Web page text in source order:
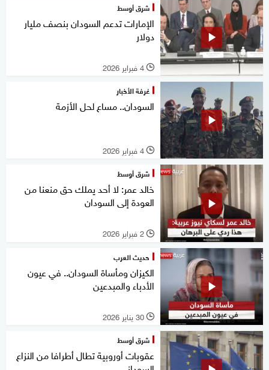
شرق أوسط
الإمارات تدعم السودان بنصف مليار
دولار
l 4 فبراير 2026
غرفة الأخبار
السودان.. مساع لحل الأزمة
l 4 فبراير 2026
شرق أوسط
خالد عمر: لا أحد يملك حق منعنا من
العودة إلى السودان
l 2 فبراير 2026
حديث العرب
الكيزان ومأساة السودان.. في عيون
الأدباء والمبدعين
l 30 يناير 2026
شرق أوسط
عقوبات أوروبية تطال أطرافا من النزاع